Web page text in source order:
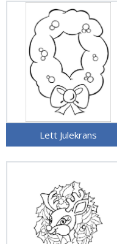
Lett Julekrans